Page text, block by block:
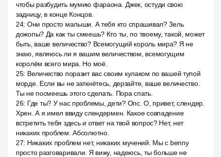
чтобы разбудить мумию фараона. Джек, остуди свою
задницу, в конце Концов.
24: Они просто малыши. А тебя кто спрашивал? Зель
дожопы? Да как ты смеешь? Кто ты, по твоему, такой, может
быть, ваше величество? Всемогущий король мира? Я не
знаю, являюсь ли я вашим величеством, всемогущим
королём всего мира. Но моё.
25: Величество поразит вас своим кулаком по вашей тупой
морде. Если вы не заткнётесь, дерзайте, ваше величество.
Ты не посмеешь этого сделать. Пора спать.
26: Где ты? У нас проблемы, дети? Опс. О, привет, слендер.
Хрен. А я имел ввиду слендермен. Какое совпадение
встретить тебя здесь и ответ на твой вопрос? Нет, нет
никаких проблем. Абсолютно.
27: Никаких проблем нет, никаких мучений. Мы с benny
просто разговаривали. Я вижу, надеюсь, ты больше не